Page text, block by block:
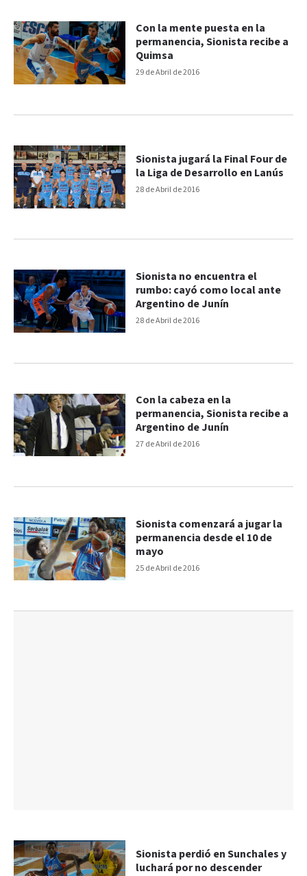
29 de Abril de 2016
Con la mente puesta en la
permanencia, Sionista recibe a
Quimsa
28 de Abril de 2016
Sionista jugará la Final Four de
la Liga de Desarrollo en Lanús
28 de Abril de 2016
Sionista no encuentra el
rumbo: cayó como local ante
Argentino de Junín
27 de Abril de 2016
Con la cabeza en la
permanencia, Sionista recibe a
Argentino de Junín
25 de Abril de 2016
Sionista comenzará a jugar la
permanencia desde el 10 de
mayo
Sionista perdió en Sunchales y
luchará por no descender